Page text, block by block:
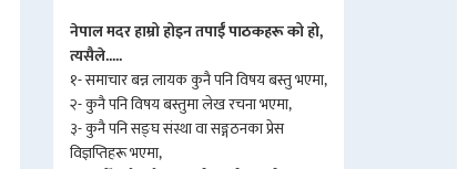
नेपाल मदर हाम्रो होइन तपाईँ पाठकहरू को हो,
त्यसैले.....
१- समाचार बन्न लायक कुनै पनि विषय बस्तु भएमा,
२- कुनै पनि विषय बस्तुमा लेख रचना भएमा,
३- कुनै पनि सङ्घ संस्था वा सङ्गठनका प्रेस
विज्ञप्तिहरू भएमा,